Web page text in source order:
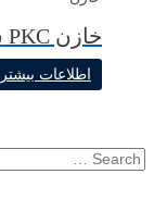
ج
خازن PKC سه فاز سیلندری 400V_25KVAR
اطلاعات بیشتر